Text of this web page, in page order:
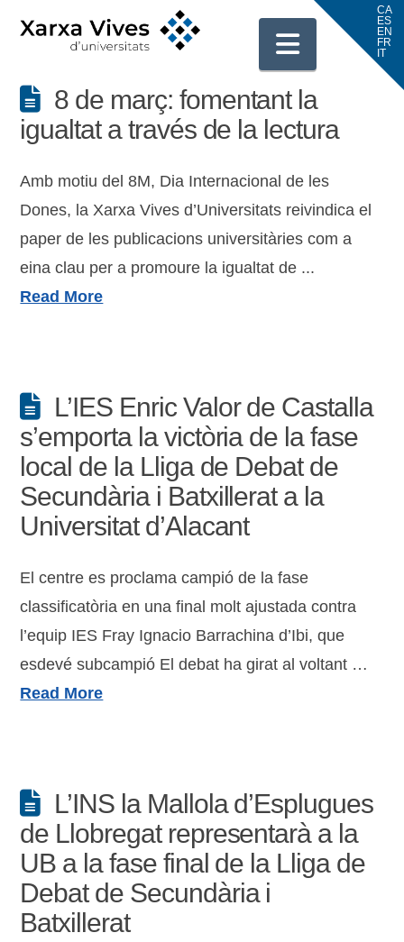
8 de març: fomentant la
igualtat a través de la lectura
Amb motiu del 8M, Dia Internacional de les
Dones, la Xarxa Vives d’Universitats reivindica el
paper de les publicacions universitàries com a
eina clau per a promoure la igualtat de ...
Read More
L’IES Enric Valor de Castalla
s’emporta la victòria de la fase
local de la Lliga de Debat de
Secundària i Batxillerat a la
Universitat d’Alacant
El centre es proclama campió de la fase
classificatòria en una final molt ajustada contra
l’equip IES Fray Ignacio Barrachina d’Ibi, que
esdevé subcampió El debat ha girat al voltant …
Read More
L’INS la Mallola d’Esplugues
de Llobregat representarà a la
UB a la fase final de la Lliga de
Debat de Secundària i
Batxillerat